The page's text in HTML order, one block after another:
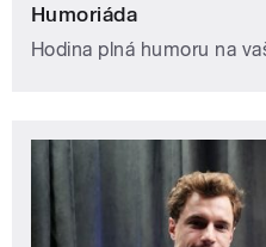
Humoriáda
Hodina plná humoru na